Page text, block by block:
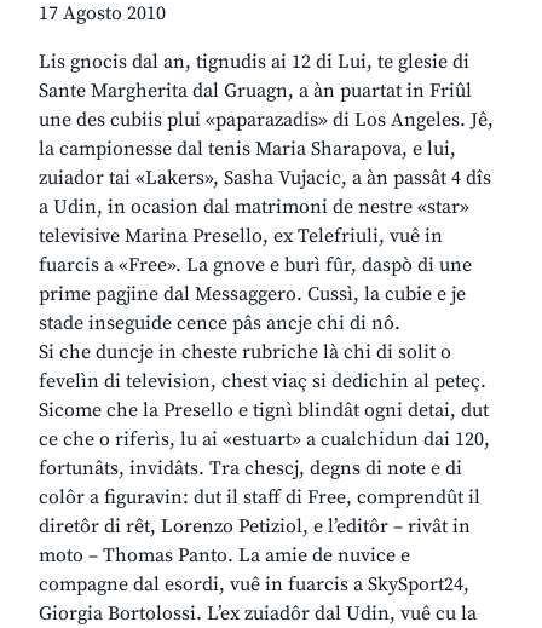
17 Agosto 2010
Lis gnocis dal an, tignudis ai 12 di Lui, te glesie di
Sante Margherita dal Gruagn, a àn puartat in Friûl
une des cubiis plui «paparazadis» di Los Angeles. Jê,
la campionesse dal tenis Maria Sharapova, e lui,
zuiador tai «Lakers», Sasha Vujacic, a àn passât 4 dîs
a Udin, in ocasion dal matrimoni de nestre «star»
televisive Marina Presello, ex Telefriuli, vuê in
fuarcis a «Free». La gnove e burì fûr, daspò di une
prime pagjine dal Messaggero. Cussì, la cubie e je
stade inseguide cence pâs ancje chi di nô.
Si che duncje in cheste rubriche là chi di solit o
fevelìn di television, chest viaç si dedichin al peteç.
Sicome che la Presello e tignì blindât ogni detai, dut
ce che o riferìs, lu ai «estuart» a cualchidun dai 120,
fortunâts, invidâts. Tra chescj, degns di note e di
colôr a figuravin: dut il staff di Free, comprendût il
diretôr di rêt, Lorenzo Petiziol, e l’editôr – rivât in
moto – Thomas Panto. La amie de nuvice e
compagne dal esordi, vuê in fuarcis a SkySport24,
Giorgia Bortolossi. L’ex zuiadôr dal Udin, vuê cu la